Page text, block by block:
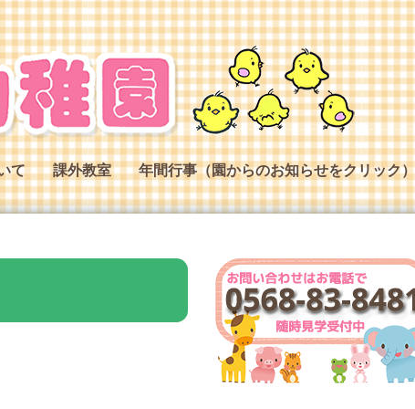
て 課外教室
年間行事（園からのお知らせをクリック）